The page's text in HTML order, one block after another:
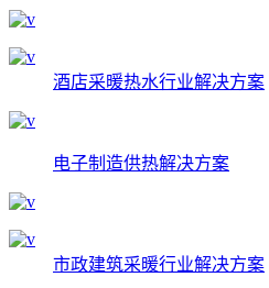
酒店采暖热水行业解决方案
电子制造供热解决方案
市政建筑采暖行业解决方案